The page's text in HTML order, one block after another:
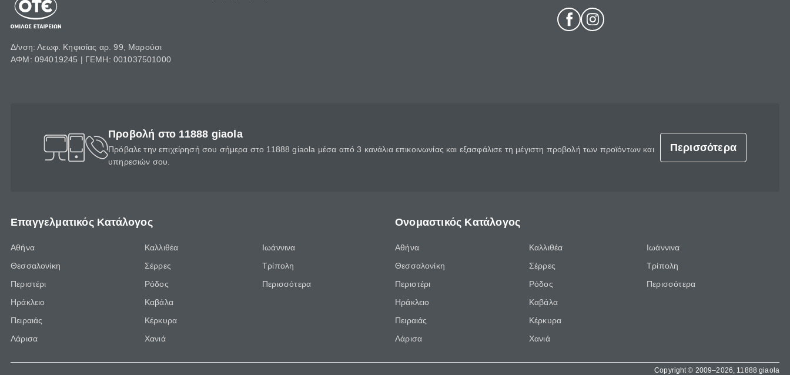
Δ/νση: Λεωφ. Κηφισίας αρ. 99, Μαρούσι
ΑΦΜ: 094019245 | ΓΕΜΗ: 001037501000
Προβολή στο 11888 giaola
Πρόβαλε την επιχείρησή σου σήμερα στο 11888 giaola μέσα από 3 κανάλια επικοινωνίας και εξασφάλισε τη μέγιστη προβολή των προϊόντων και
υπηρεσιών σου.
Περισσότερα
Επαγγελματικός Κατάλογος
Αθήνα
Θεσσαλονίκη
Περιστέρι
Ηράκλειο
Πειραιάς
Λάρισα
Καλλιθέα
Σέρρες
Ρόδος
Καβάλα
Κέρκυρα
Χανιά
Ιωάννινα
Τρίπολη
Περισσότερα
Ονομαστικός Κατάλογος
Αθήνα
Θεσσαλονίκη
Περιστέρι
Ηράκλειο
Πειραιάς
Λάρισα
Καλλιθέα
Σέρρες
Ρόδος
Καβάλα
Κέρκυρα
Χανιά
Ιωάννινα
Τρίπολη
Περισσότερα
Copyright © 2009–2026, 11888 giaola